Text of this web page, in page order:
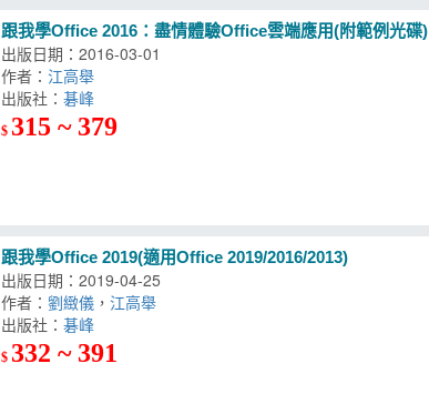
跟我學Office 2016：盡情體驗Office雲端應用(附範例光碟)
出版日期：2016-03-01
作者：江高舉
出版社：
$ 315 ~ 379
跟我學Office 2019(適用Office 2019/2016/2013)
出版日期：2019-04-25
作者：劉緻儀 ，江高舉
出版社：
$ 332 ~ 391